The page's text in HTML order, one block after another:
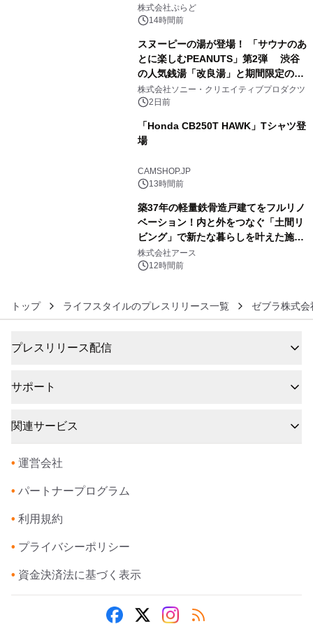
プール グランピングとトレーラーハウ
スの2施設で
株式会社ぷらど
14時間前
スヌーピーの湯が登場！ 「サウナのあ
とに楽しむPEANUTS」第2弾 渋谷
の人気銭湯「改良湯」と期間限定のコ
ラボレーション サウナイキタイコラ
ボグッズも発売決定！
株式会社ソニー・クリエイティブプロダクツ
2日前
「Honda CB250T HAWK」Tシャツ登
場
CAMSHOP.JP
13時間前
築37年の軽量鉄骨造戸建てをフルリノ
ベーション！内と外をつなぐ「土間リ
ビング」で新たな暮らしを叶えた施工
事例を株式会社アースが公開
株式会社アース
12時間前
トップ ライフスタイルのプレスリリース一覧 ゼブラ株式会
プレスリリース配信
サポート
関連サービス
• 運営会社
• パートナープログラム
• 利用規約
• プライバシーポリシー
• 資金決済法に基づく表示